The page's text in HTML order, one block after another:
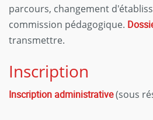
parcours, changement
commission pédagogique.
transmettre.
Inscription
Inscription administrative(sous